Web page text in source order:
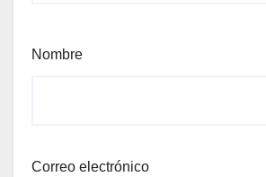
Nombre
Correo electrónico